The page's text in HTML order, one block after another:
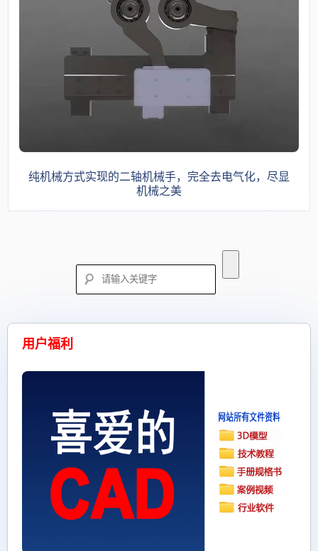
纯机械方式实现的二轴机械手，完全去电气化，尽显
机械之美
用户福利